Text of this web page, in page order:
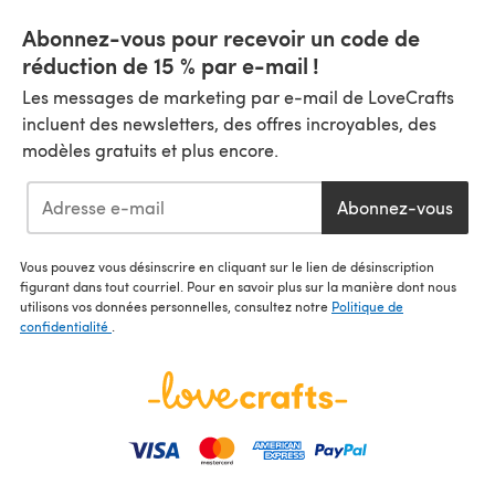
Abonnez-vous pour recevoir un code de
réduction de 15 % par e-mail !
Les messages de marketing par e-mail de LoveCrafts
incluent des newsletters, des offres incroyables, des
modèles gratuits et plus encore.
Abonnez-vous
Vous pouvez vous désinscrire en cliquant sur le lien de désinscription
figurant dans tout courriel. Pour en savoir plus sur la manière dont nous
utilisons vos données personnelles, consultez notre Politique de
confidentialité .